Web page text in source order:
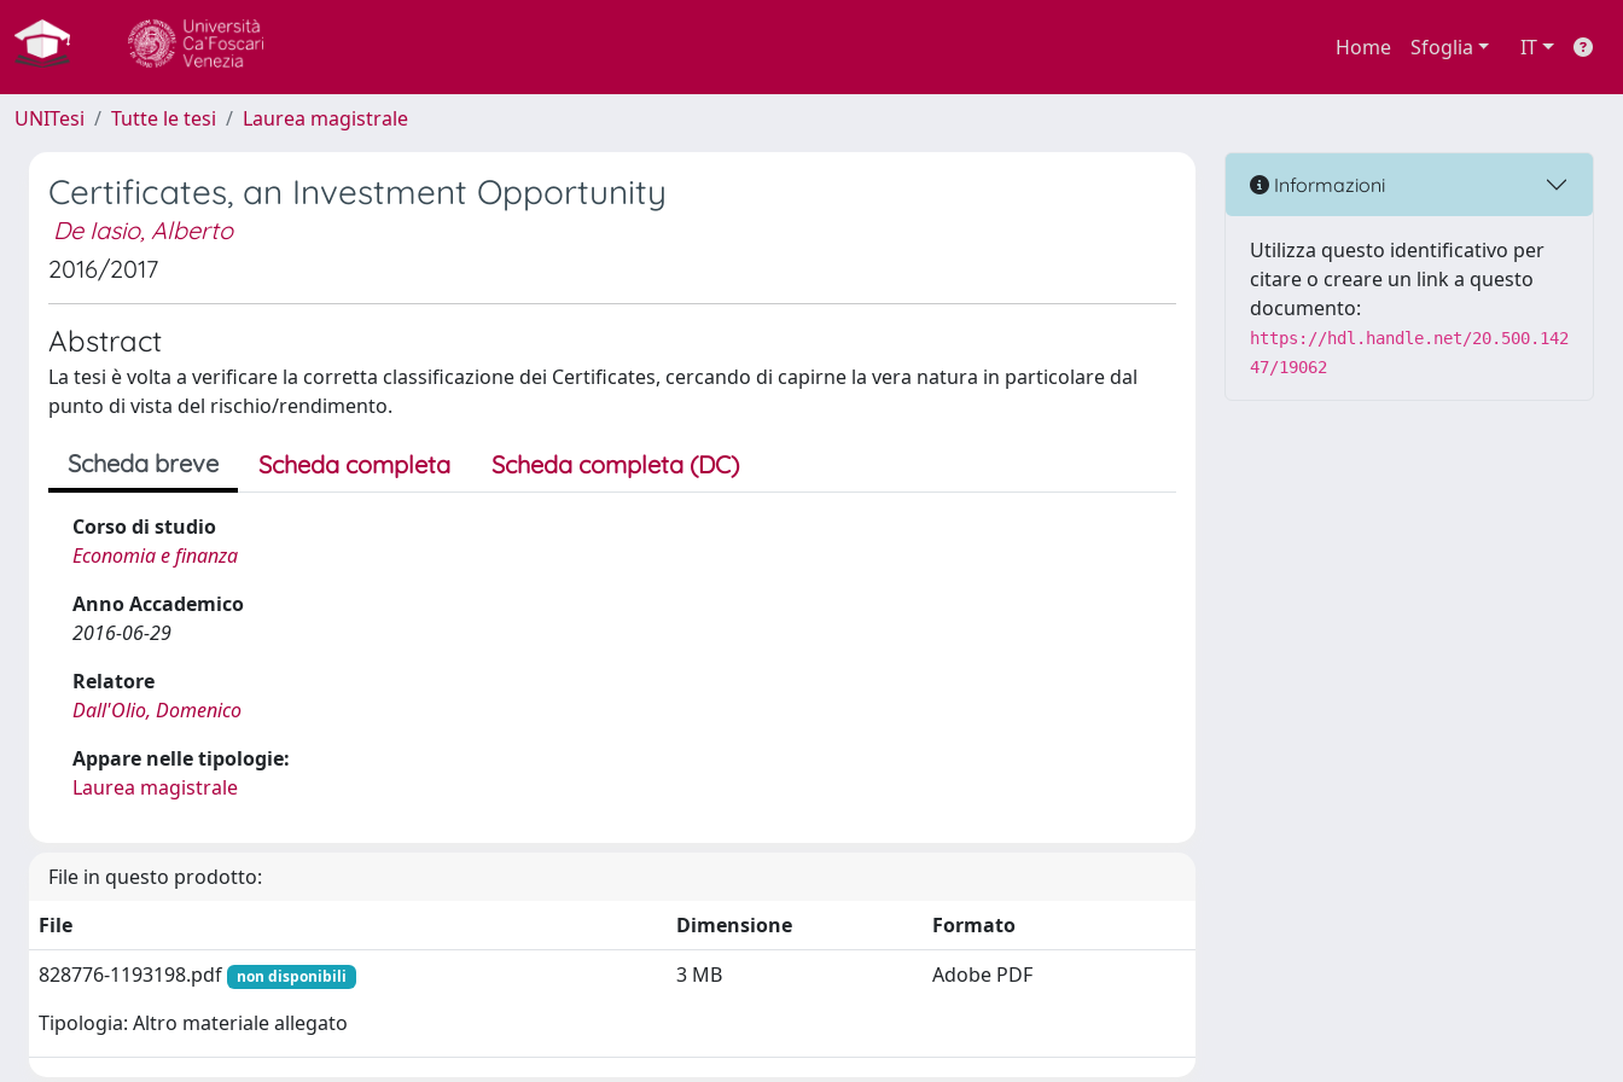
Home Sfoglia IT
UNITesi Tutte le tesi Laurea magistrale
Certificates, an Investment Opportunity
De Iasio, Alberto
2016/2017
Abstract
La tesi è volta a verificare la corretta classificazione dei Certificates, cercando di capirne la vera natura in particolare dal
punto di vista del rischio/rendimento.
Scheda breve Scheda completa Scheda completa (DC)
Corso di studio
Economia e finanza
Anno Accademico
2016-06-29
Relatore
Dall'Olio, Domenico
Appare nelle tipologie:
Laurea magistrale
File in questo prodotto:
File
Dimensione
Formato
828776-1193198.pdf
non disponibili
Tipologia: Altro materiale allegato
3 MB Adobe PDF
Informazioni
Utilizza questo identificativo per
citare o creare un link a questo
documento:
https://hdl.handle.net/20.500.142
47/19062